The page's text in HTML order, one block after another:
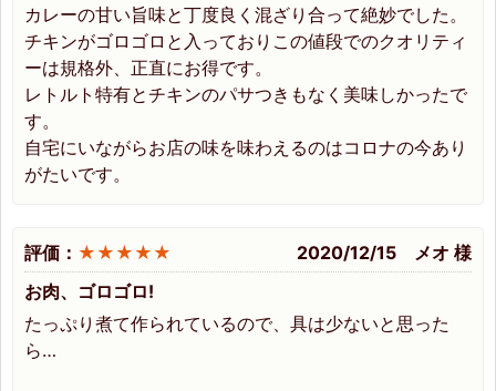
カレーの甘い旨味と丁度良く混ざり合って絶妙でした。
チキンがゴロゴロと入っておりこの値段でのクオリティ
ーは規格外、正直にお得です。
レトルト特有とチキンのパサつきもなく美味しかったで
す。
自宅にいながらお店の味を味わえるのはコロナの今あり
がたいです。
評価： ★★★★★
2020/12/15 メオ 様
お肉、ゴロゴロ!
たっぷり煮て作られているので、具は少ないと思った
ら…